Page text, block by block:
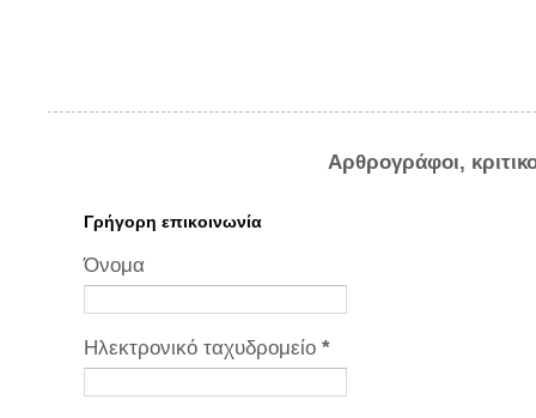
Αρθρογράφοι,
Γρήγορη επικοινωνία
Όνομα
Ηλεκτρονικό ταχυδρομείο *